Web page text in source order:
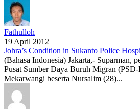
Fathulloh
19 April 2012
Johra’s Condition in Sukanto Police
(Bahasa Indonesia) Jakarta,- Suparman,
Pusat Sumber Daya Buruh Migran
Mekarwangi beserta Nursalim (28)...